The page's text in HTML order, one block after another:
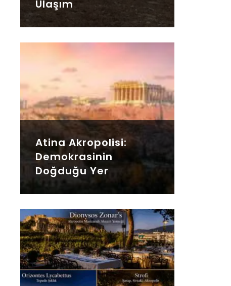
Ulaşım
Atina Akropolisi:
Demokrasinin
Doğduğu Yer